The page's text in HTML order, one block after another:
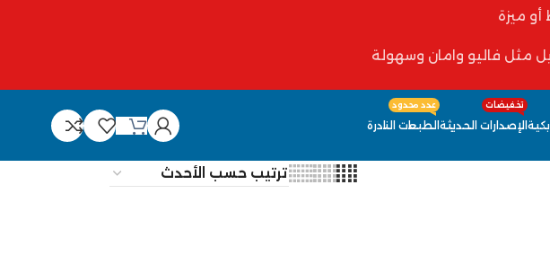
أو ميزة
الإصدارات الحديثة
تخفيضات
الطبعات النادرة
عدد محدود